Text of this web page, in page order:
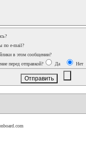
по e-mail?
в этом сообщении?
перед отправкой?
Да Нет